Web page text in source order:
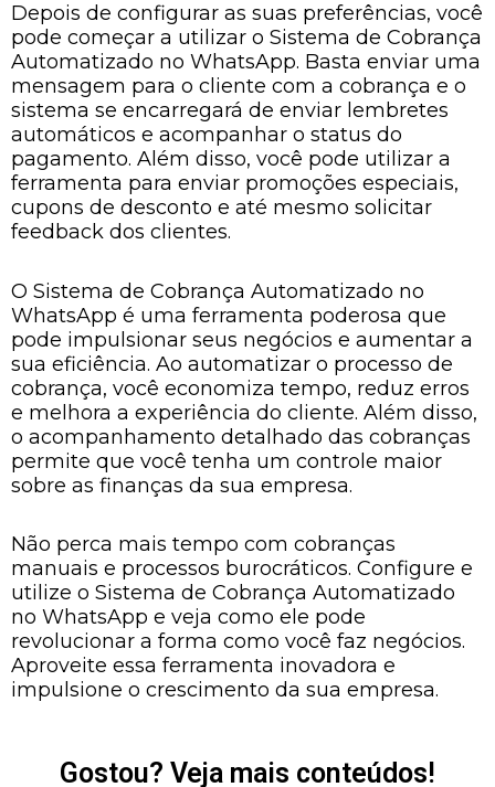
Depois de configurar as suas preferências, você
pode começar a utilizar o Sistema de Cobrança
Automatizado no WhatsApp. Basta enviar uma
mensagem para o cliente com a cobrança e o
sistema se encarregará de enviar lembretes
automáticos e acompanhar o status do
pagamento. Além disso, você pode utilizar a
ferramenta para enviar promoções especiais,
cupons de desconto e até mesmo solicitar
feedback dos clientes.
O Sistema de Cobrança Automatizado no
WhatsApp é uma ferramenta poderosa que
pode impulsionar seus negócios e aumentar a
sua eficiência. Ao automatizar o processo de
cobrança, você economiza tempo, reduz erros
e melhora a experiência do cliente. Além disso,
o acompanhamento detalhado das cobranças
permite que você tenha um controle maior
sobre as finanças da sua empresa.
Não perca mais tempo com cobranças
manuais e processos burocráticos. Configure e
utilize o Sistema de Cobrança Automatizado
no WhatsApp e veja como ele pode
revolucionar a forma como você faz negócios.
Aproveite essa ferramenta inovadora e
impulsione o crescimento da sua empresa.
Gostou? Veja mais conteúdos!